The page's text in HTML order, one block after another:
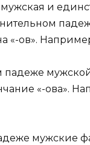
и
«-ов».
падеже
«-ова».
мужские